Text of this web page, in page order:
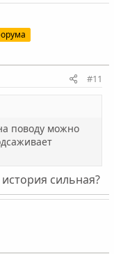
#11
поводу можно
сильная?